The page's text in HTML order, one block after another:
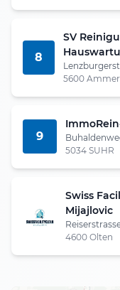
8
SV
5600
9
5034 SUHR
Swiss
Mijajlovic
4600 Olten